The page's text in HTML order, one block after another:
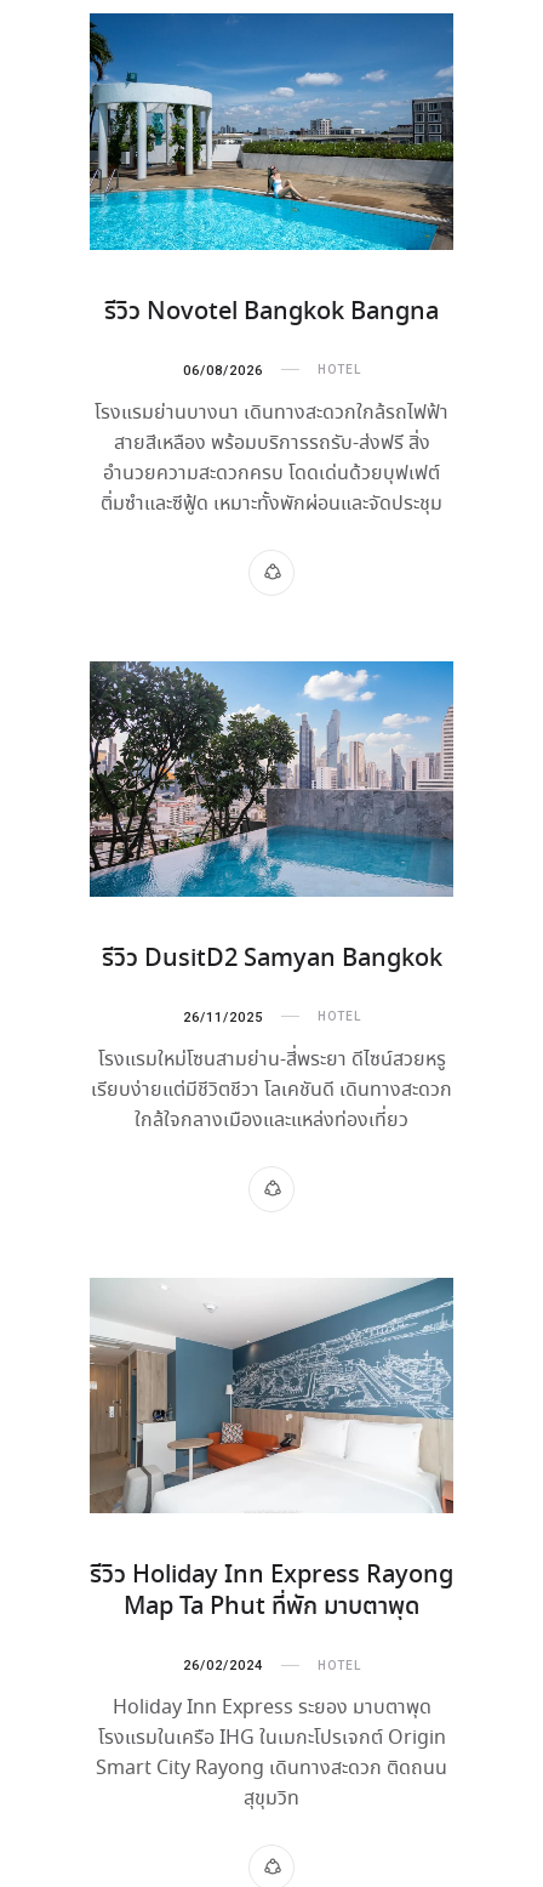
รีวิว Novotel Bangkok Bangna
06/08/2026 HOTEL
โรงแรมย่านบางนา เดินทางสะดวกใกล้รถไฟฟ้า
สายสีเหลือง พร้อมบริการรถรับ-ส่งฟรี สิ่ง
อำนวยความสะดวกครบ โดดเด่นด้วยบุฟเฟต์
ติ่มซำและซีฟู้ด เหมาะทั้งพักผ่อนและจัดประชุม
รีวิว DusitD2 Samyan Bangkok
26/11/2025 HOTEL
โรงแรมใหม่โซนสามย่าน-สี่พระยา ดีไซน์สวยหรู
เรียบง่ายแต่มีชีวิตชีวา โลเคชันดี เดินทางสะดวก
ใกล้ใจกลางเมืองและแหล่งท่องเที่ยว
รีวิว Holiday Inn Express Rayong
Map Ta Phut ที่พัก มาบตาพุด
26/02/2024 HOTEL
Holiday Inn Express ระยอง มาบตาพุด
โรงแรมในเครือ IHG ในเมกะโปรเจกต์ Origin
Smart City Rayong เดินทางสะดวก ติดถนน
สุขุมวิท